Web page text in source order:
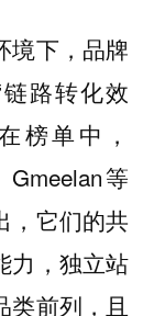
境下，品牌
路转化效
榜单中，
等
，它们的共
力，独立站
类前列，且